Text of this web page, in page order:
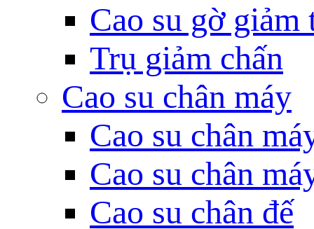
Cao su gờ giảm
Trụ giảm chấn
Cao su chân máy
Cao su chân
Cao su chân
Cao su chân đế